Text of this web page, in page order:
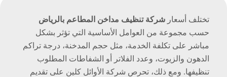
تختلف أسعار شركة تنظيف مداخن المطاعم بالرياض
حسب مجموعة من العوامل الأساسية التي تؤثر بشكل
مباشر على تكلفة الخدمة، مثل حجم المدخنة، درجة تراكم
الدهون والزيوت، وعدد الفلاتر أو الشفاطات المطلوب
تنظيفها. ومع ذلك، تحرص شركة الأوائل كلين على تقديم